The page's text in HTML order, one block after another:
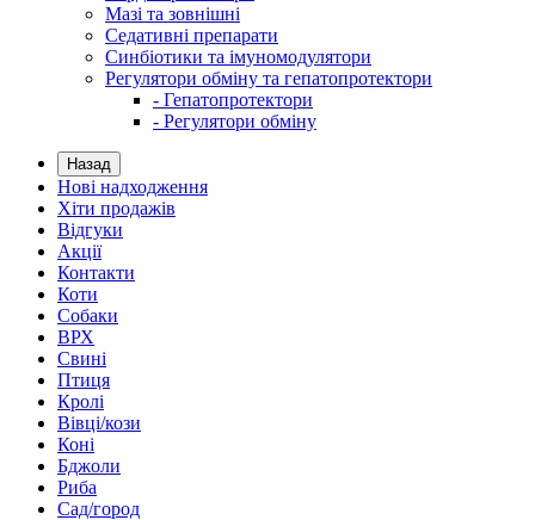
Мазі та зовнішні
Седативні препарати
Синбіотики та імуномодулятори
Регулятори обміну та гепатопротектори
- Гепатопротектори
- Регулятори обміну
Назад
Нові надходження
Хіти продажів
Відгуки
Акції
Контакти
Коти
Собаки
ВРХ
Свині
Птиця
Кролі
Вівці/кози
Коні
Бджоли
Риба
Сад/город